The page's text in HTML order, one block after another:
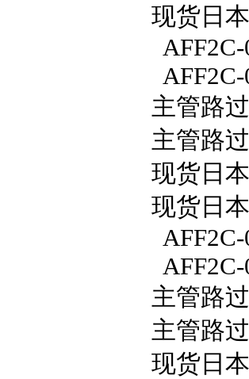
现货日
主管路
主管路
现货日
现货日
主管路
主管路
现货日